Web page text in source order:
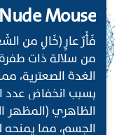
Nude Mouse
فَأْرٌ عارٍ (خَالِ من
من سلالة ذات
الغدة الصعترية،
بسبب انخفاض عدد
الظاهري (المظهر
الجسم، مما يمنحه